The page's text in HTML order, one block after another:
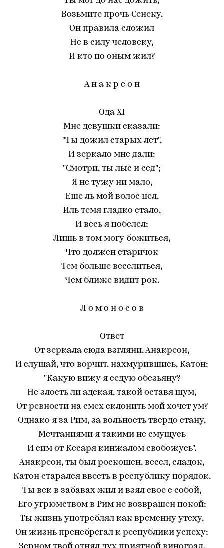
Возьмите прочь Сенеку,
Он правила сложил
Не в силу человеку,
И кто по оным жил?
А н а к р е о н
Ода XI
Мне девушки сказали:
"Ты дожил старых лет",
И зеркало мне дали:
"Смотри, ты лыс и сед";
Я не тужу ни мало,
Еще ль мой волос цел,
Иль темя гладко стало,
И весь я побелел;
Лишь в том могу божиться,
Что должен старичок
Тем больше веселиться,
Чем ближе видит рок.
Л о м о н о с о в
Ответ
От зеркала сюда взгляни, Анакреон,
И слушай, что ворчит, нахмурившись, Катон:
"Какую вижу я седую обезьяну?
Не злость ли адская, такой оставя шум,
От ревности на смех склонить мой хочет ум?
Однако я за Рим, за вольность твердо стану,
Мечтаниями я такими не смущусь
И сим от Кесаря кинжалом свобожусь".
Анакреон, ты был роскошен, весел, сладок,
Катон старался ввесть в республику порядок,
Ты век в забавах жил и взял свое с собой,
Его угрюмством в Рим не возвращен покой;
Ты жизнь употреблял как временну утеху,
Он жизнь пренебрегал к республики успеху;